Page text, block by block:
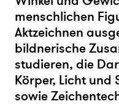
menschlichen
Aktzeichnen
bildnerische
studieren, die
Körper, Licht und
sowie